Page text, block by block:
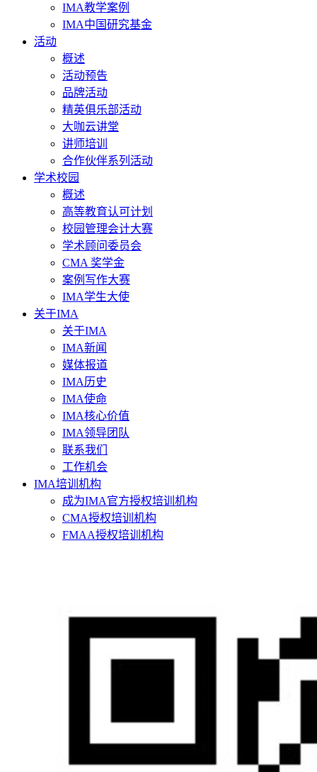
IMA教学案例
IMA中国研究基金
活动
概述
活动预告
品牌活动
精英俱乐部活动
大咖云讲堂
讲师培训
合作伙伴系列活动
学术校园
概述
高等教育认可计划
校园管理会计大赛
学术顾问委员会
CMA 奖学金
案例写作大赛
IMA学生大使
关于IMA
关于IMA
IMA新闻
媒体报道
IMA历史
IMA使命
IMA核心价值
IMA领导团队
联系我们
工作机会
IMA培训机构
成为IMA官方授权培训机构
CMA授权培训机构
FMAA授权培训机构